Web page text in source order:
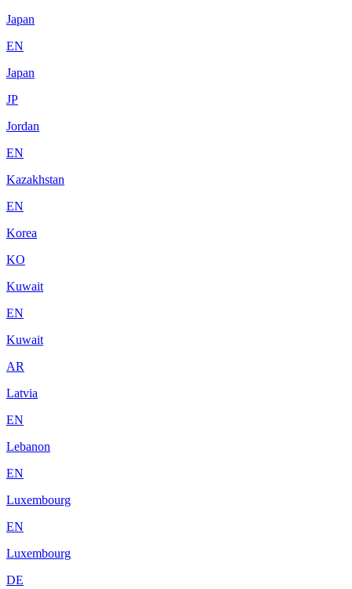
Japan
EN
Japan
JP
Jordan
EN
Kazakhstan
EN
Korea
KO
Kuwait
EN
Kuwait
AR
Latvia
EN
Lebanon
EN
Luxembourg
EN
Luxembourg
DE